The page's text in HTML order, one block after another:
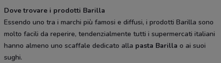
Dove trovare i prodotti Barilla
Essendo uno tra i marchi più famosi e diffusi, i prodotti Barilla sono
molto facili da reperire, tendenzialmente tutti i supermercati italiani
hanno almeno uno scaffale dedicato alla pasta Barilla o ai suoi
sughi.